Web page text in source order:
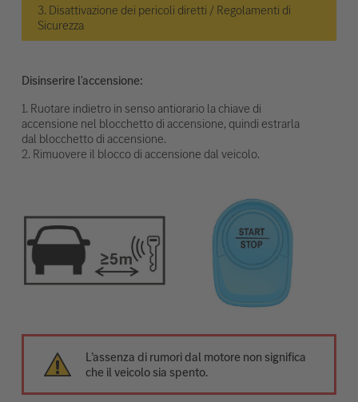
3. Disattivazione dei pericoli diretti / Regolamenti di
Sicurezza
Disinserire l'accensione:
1. Ruotare indietro in senso antiorario la chiave di
accensione nel blocchetto di accensione, quindi estrarla
dal blocchetto di accensione.
2. Rimuovere il blocco di accensione dal veicolo.
L’assenza di rumori dal motore non significa
che il veicolo sia spento.